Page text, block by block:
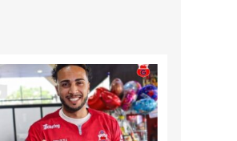
aumentar
o
disminuir
el